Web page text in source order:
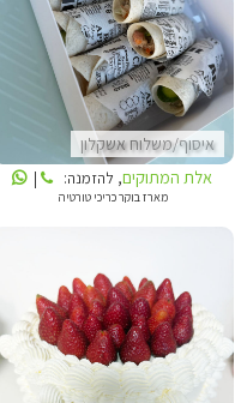
איסוף/משלוח אשקלון
אלת המתוקים
אלת המתוקים, להזמנה: |
מארז בוקר כריכי טורטיה
אלת המתוקים